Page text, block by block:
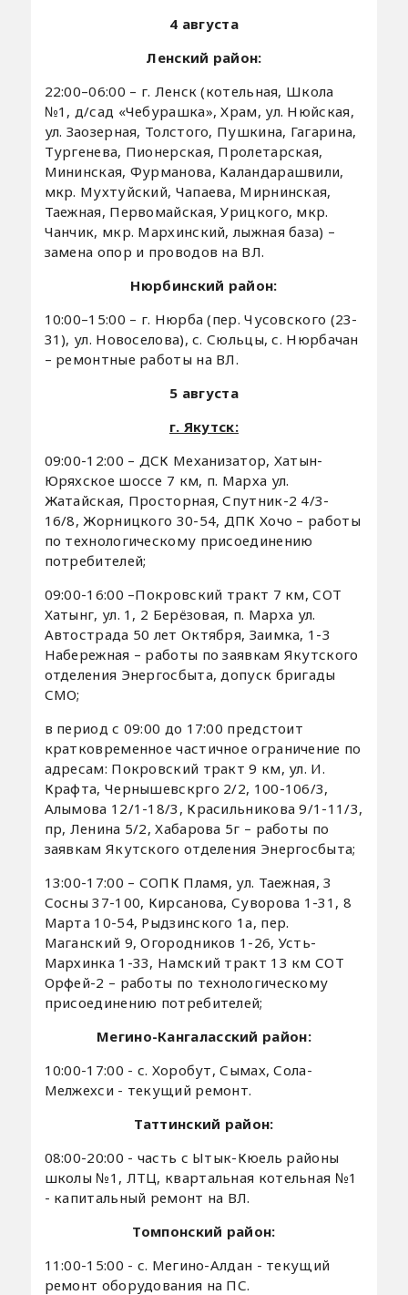
4 августа
Ленский район:
22:00–06:00 – г. Ленск (котельная, Школа
№1, д/сад «Чебурашка», Храм, ул. Нюйская,
ул. Заозерная, Толстого, Пушкина, Гагарина,
Тургенева, Пионерская, Пролетарская,
Мининская, Фурманова, Каландарашвили,
мкр. Мухтуйский, Чапаева, Мирнинская,
Таежная, Первомайская, Урицкого, мкр.
Чанчик, мкр. Мархинский, лыжная база) –
замена опор и проводов на ВЛ.
Нюрбинский район:
10:00–15:00 – г. Нюрба (пер. Чусовского (23-
31), ул. Новоселова), с. Сюльцы, с. Нюрбачан
– ремонтные работы на ВЛ.
5 августа
г. Якутск:
09:00-12:00 – ДСК Механизатор, Хатын-
Юряхское шоссе 7 км, п. Марха ул.
Жатайская, Просторная, Спутник-2 4/3-
16/8, Жорницкого 30-54, ДПК Хочо – работы
по технологическому присоединению
потребителей;
09:00-16:00 –Покровский тракт 7 км, СОТ
Хатынг, ул. 1, 2 Берёзовая, п. Марха ул.
Автострада 50 лет Октября, Заимка, 1-3
Набережная – работы по заявкам Якутского
отделения Энергосбыта, допуск бригады
СМО;
в период с 09:00 до 17:00 предстоит
кратковременное частичное ограничение по
адресам: Покровский тракт 9 км, ул. И.
Крафта, Чернышевскрго 2/2, 100-106/3,
Алымова 12/1-18/3, Красильникова 9/1-11/3,
пр, Ленина 5/2, Хабарова 5г – работы по
заявкам Якутского отделения Энергосбыта;
13:00-17:00 – СОПК Пламя, ул. Таежная, 3
Сосны 37-100, Кирсанова, Суворова 1-31, 8
Марта 10-54, Рыдзинского 1а, пер.
Маганский 9, Огородников 1-26, Усть-
Мархинка 1-33, Намский тракт 13 км СОТ
Орфей-2 – работы по технологическому
присоединению потребителей;
Мегино-Кангаласский район:
10:00-17:00 - с. Хоробут, Сымах, Сола-
Мелжехси - текущий ремонт.
Таттинский район:
08:00-20:00 - часть с Ытык-Кюель районы
школы №1, ЛТЦ, квартальная котельная №1
- капитальный ремонт на ВЛ.
Томпонский район:
11:00-15:00 - с. Мегино-Алдан - текущий
ремонт оборудования на ПС.